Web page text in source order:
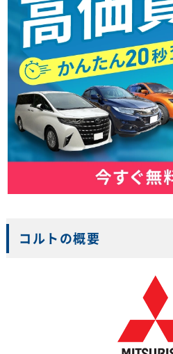
コルトの概要